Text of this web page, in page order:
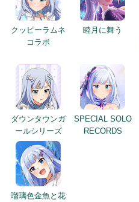
クッピーラムネ
コラボ
睦月に舞う
ダウンタウンガ
ールシリーズ
SPECIAL SOLO
RECORDS
瑠璃色金魚と花